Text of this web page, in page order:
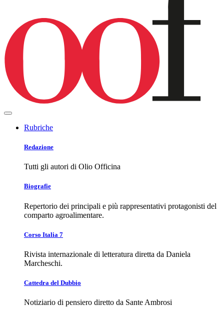
Rubriche
Redazione
Tutti gli autori di Olio Officina
Biografie
Repertorio dei principali e più rappresentativi protagonisti del
comparto agroalimentare.
Corso Italia 7
Rivista internazionale di letteratura diretta da Daniela
Marcheschi.
Cattedra del Dubbio
Notiziario di pensiero diretto da Sante Ambrosi